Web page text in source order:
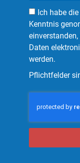
Ich habe die
Kenntnis
Daten
werden.
Pflichtfelder